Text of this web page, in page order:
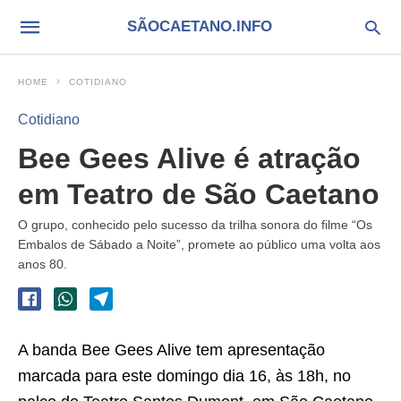
SÃOCAETANO.INFO
HOME COTIDIANO
Cotidiano
Bee Gees Alive é atração
em Teatro de São Caetano
O grupo, conhecido pelo sucesso da trilha sonora do filme “Os
Embalos de Sábado a Noite”, promete ao público uma volta aos
anos 80.
A banda Bee Gees Alive tem apresentação
marcada para este domingo dia 16, às 18h, no